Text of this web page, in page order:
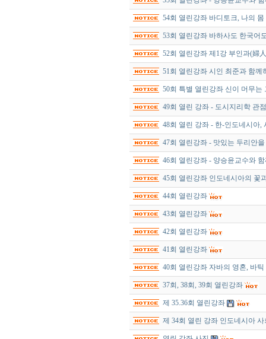
54회 열린강좌 바디토크, 나의
53회 열린강좌 바하사도 한국어
52회 열린강좌 제1강 부인과(婦
51회 열린강좌 시인 최준과 함
50회 특별 열린강좌 신이 머무
49회 열린 강좌 - 도시지리학 관
48회 열린 강좌 - 한-인도네시아,
47회 열린강좌 - 맛있는 두리안
46회 열린강좌 - 양승윤교수와
45회 열린강좌 인도네시아의 꽃
44회 열린강좌
43회 열린강좌
42회 열린강좌
41회 열린강좌
40회 열린강좌 자바의 영혼, 바틱
37회, 38회, 39회 열린강좌
제 35.36회 열린강좌
제 34회 열린 강좌 인도네시아